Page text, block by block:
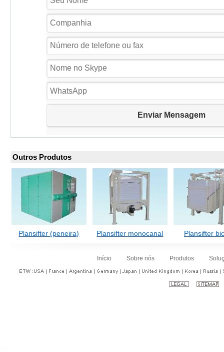
Outros Produtos
Plansifter (peneira) Plansifter monocanal Plansifter
Início Sobre nós Produtos